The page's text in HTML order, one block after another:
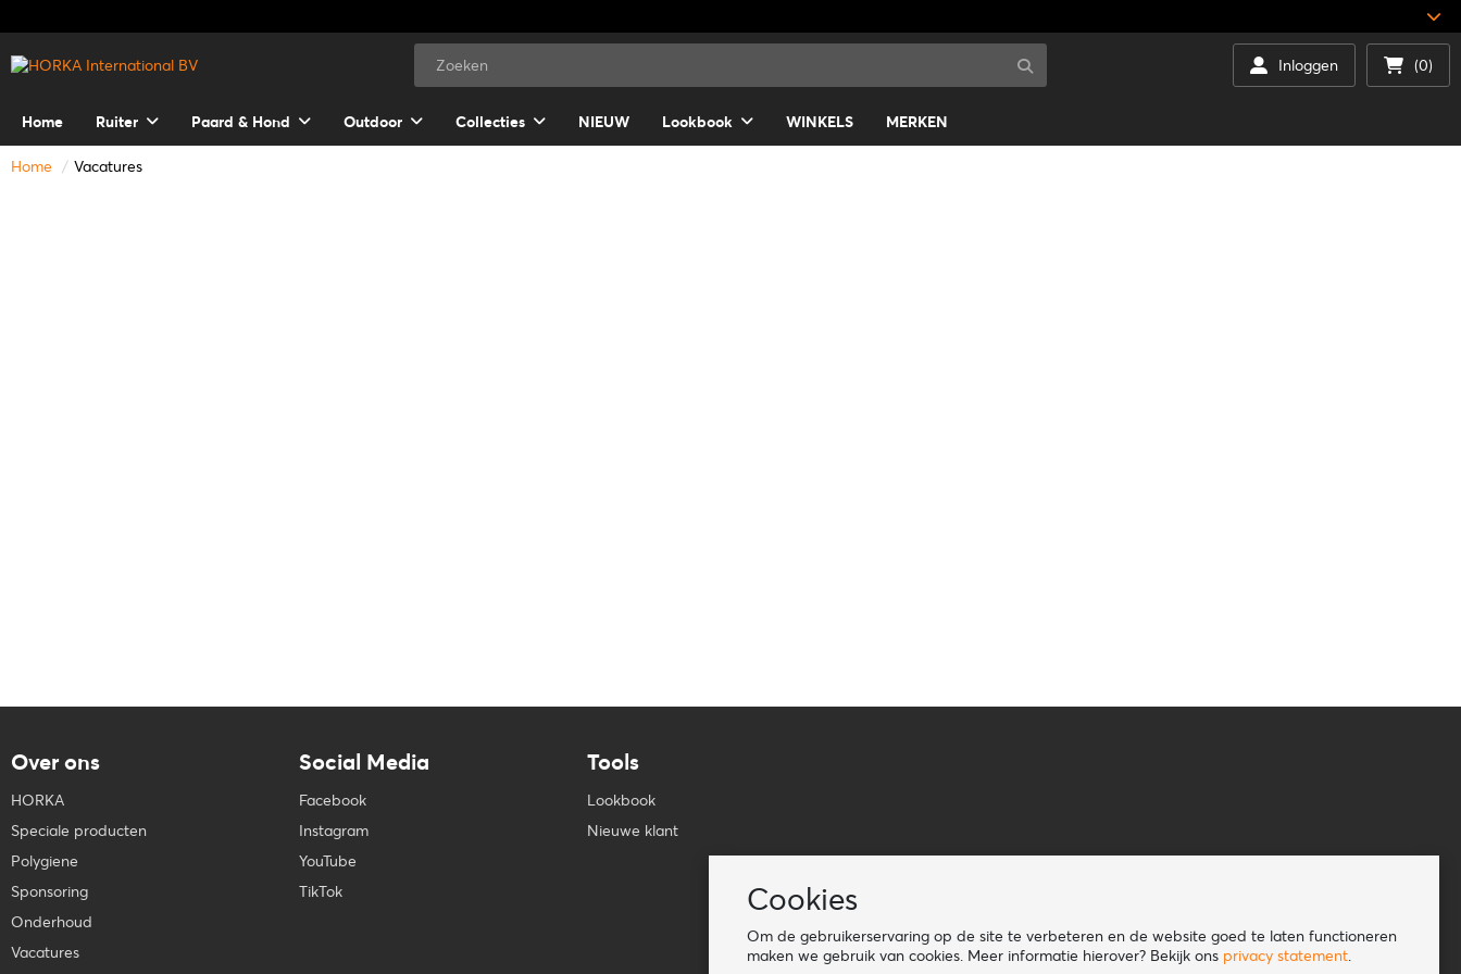
Cookies
Om de gebruikerservaring op de site te verbeteren en de website goed te laten functioneren
maken we gebruik van cookies. Meer informatie hierover? Bekijk ons privacy statement.
Inloggen (0)
Home Ruiter Paard & Hond Outdoor Collecties NIEUW Lookbook WINKELS MERKEN
Home Vacatures
Over ons
HORKA
Speciale producten
Polygiene
Sponsoring
Onderhoud
Vacatures
Social Media
Facebook
Instagram
YouTube
TikTok
Tools
Lookbook
Nieuwe klant